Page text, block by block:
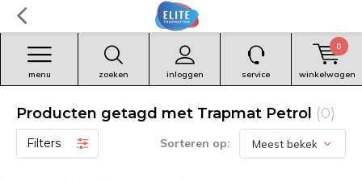
zoeken inloggen
menu service winkelwagen
0
Producten getagd met Trapmat Petrol (0)
Filters Sorteren op: